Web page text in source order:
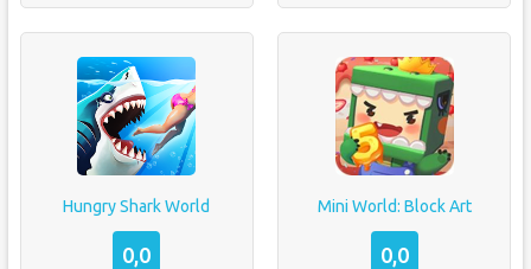
Hungry Shark World
0,0
Mini World: Block Art
0,0